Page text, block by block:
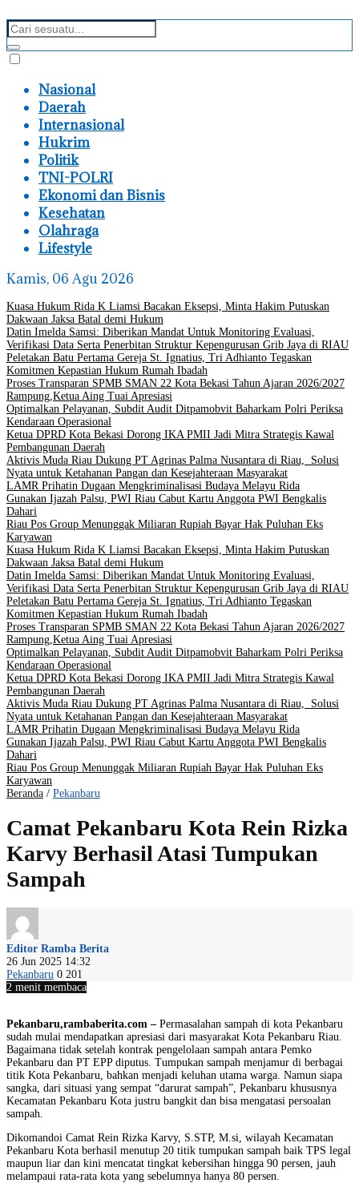
Nasional
Daerah
Internasional
Hukrim
Politik
TNI-POLRI
Ekonomi dan Bisnis
Kesehatan
Olahraga
Lifestyle
Kamis, 06 Agu 2026
Kuasa Hukum Rida K Liamsi Bacakan Eksepsi, Minta Hakim Putuskan
Dakwaan Jaksa Batal demi Hukum
Datin Imelda Samsi: Diberikan Mandat Untuk Monitoring Evaluasi,
Verifikasi Data Serta Penerbitan Struktur Kepengurusan Grib Jaya di RIAU
Peletakan Batu Pertama Gereja St. Ignatius, Tri Adhianto Tegaskan
Komitmen Kepastian Hukum Rumah Ibadah
Proses Transparan SPMB SMAN 22 Kota Bekasi Tahun Ajaran 2026/2027
Rampung,Ketua Aing Tuai Apresiasi
Optimalkan Pelayanan, Subdit Audit Ditpamobvit Baharkam Polri Periksa
Kendaraan Operasional
Ketua DPRD Kota Bekasi Dorong IKA PMII Jadi Mitra Strategis Kawal
Pembangunan Daerah
Aktivis Muda Riau Dukung PT Agrinas Palma Nusantara di Riau, Solusi
Nyata untuk Ketahanan Pangan dan Kesejahteraan Masyarakat
LAMR Prihatin Dugaan Mengkriminalisasi Budaya Melayu Rida
Gunakan Ijazah Palsu, PWI Riau Cabut Kartu Anggota PWI Bengkalis
Dahari
Riau Pos Group Menunggak Miliaran Rupiah Bayar Hak Puluhan Eks
Karyawan
Kuasa Hukum Rida K Liamsi Bacakan Eksepsi, Minta Hakim Putuskan
Dakwaan Jaksa Batal demi Hukum
Datin Imelda Samsi: Diberikan Mandat Untuk Monitoring Evaluasi,
Verifikasi Data Serta Penerbitan Struktur Kepengurusan Grib Jaya di RIAU
Peletakan Batu Pertama Gereja St. Ignatius, Tri Adhianto Tegaskan
Komitmen Kepastian Hukum Rumah Ibadah
Proses Transparan SPMB SMAN 22 Kota Bekasi Tahun Ajaran 2026/2027
Rampung,Ketua Aing Tuai Apresiasi
Optimalkan Pelayanan, Subdit Audit Ditpamobvit Baharkam Polri Periksa
Kendaraan Operasional
Ketua DPRD Kota Bekasi Dorong IKA PMII Jadi Mitra Strategis Kawal
Pembangunan Daerah
Aktivis Muda Riau Dukung PT Agrinas Palma Nusantara di Riau, Solusi
Nyata untuk Ketahanan Pangan dan Kesejahteraan Masyarakat
LAMR Prihatin Dugaan Mengkriminalisasi Budaya Melayu Rida
Gunakan Ijazah Palsu, PWI Riau Cabut Kartu Anggota PWI Bengkalis
Dahari
Riau Pos Group Menunggak Miliaran Rupiah Bayar Hak Puluhan Eks
Karyawan
Beranda / Pekanbaru
Camat Pekanbaru Kota Rein Rizka
Karvy Berhasil Atasi Tumpukan
Sampah
Editor Ramba Berita
26 Jun 2025 14:32
Pekanbaru 0 201
2 menit membaca
Pekanbaru,rambaberita.com – Permasalahan sampah di kota Pekanbaru
sudah mulai mendapatkan apresiasi dari masyarakat Kota Pekanbaru Riau.
Bagaimana tidak setelah kontrak pengelolaan sampah antara Pemko
Pekanbaru dan PT EPP diputus. Tumpukan sampah menjamur di berbagai
titik Kota Pekanbaru, bahkan menjadi keluhan utama warga. Namun siapa
sangka, dari situasi yang sempat “darurat sampah”, Pekanbaru khususnya
Kecamatan Pekanbaru Kota justru bangkit dan bisa mengatasi persoalan
sampah.
Dikomandoi Camat Rein Rizka Karvy, S.STP, M.si, wilayah Kecamatan
Pekanbaru Kota berhasil menutup 20 titik tumpukan sampah baik TPS legal
maupun liar dan kini mencatat tingkat kebersihan hingga 90 persen, jauh
melampaui rata-rata kota yang sebelumnya hanya 80 persen.